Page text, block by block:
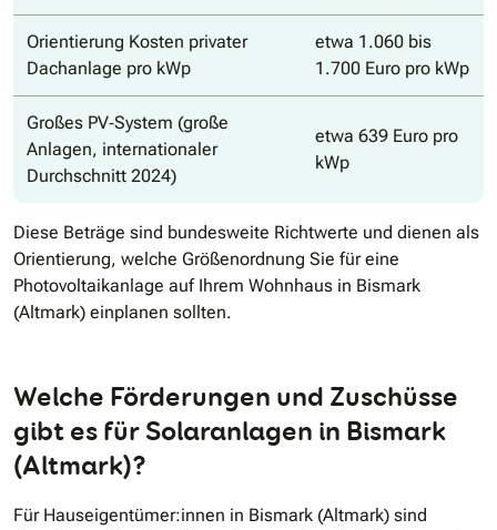
Orientierung Kosten privater
Dachanlage pro kWp
etwa 1.060 bis
1.700 Euro pro kWp
Großes PV‑System (große
Anlagen, internationaler
Durchschnitt 2024)
etwa 639 Euro pro
kWp
Diese Beträge sind bundesweite Richtwerte und dienen als
Orientierung, welche Größenordnung Sie für eine
Photovoltaikanlage auf Ihrem Wohnhaus in Bismark
(Altmark) einplanen sollten.
Welche Förderungen und Zuschüsse
gibt es für Solaranlagen in Bismark
(Altmark)?
Für Hauseigentümer:innen in Bismark (Altmark) sind